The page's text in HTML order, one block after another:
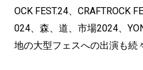
OCK FEST.24、CRAFTROCK
024、森、道、市場2024、
地の大型フェスへの出演も続